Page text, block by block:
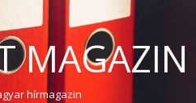
MAGAZIN
hírmagazin